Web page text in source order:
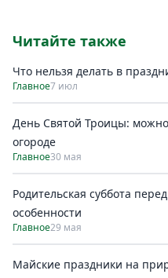
Читайте также
Что нельзя делать в
Главное7 июл
День Святой Троицы:
огороде
Главное30 мая
Родительская суббота
особенности
Главное29 мая
Майские праздники на